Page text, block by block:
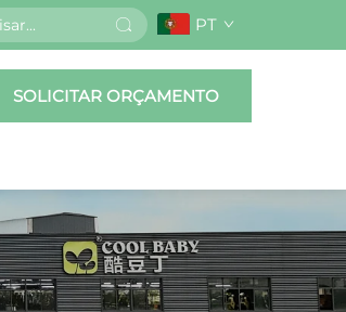
PT
SOLICITAR ORÇAMENTO